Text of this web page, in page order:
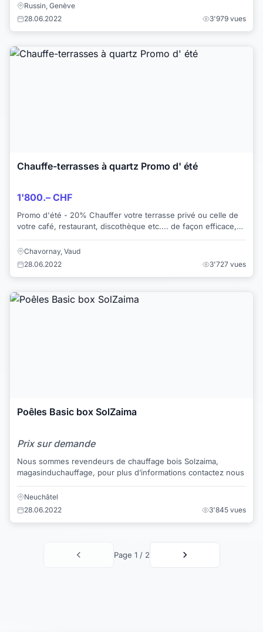
Russin, Genève
28.06.2022
3'979 vues
Chauffe-terrasses à quartz Promo d' été
1'800.– CHF
Promo d'été - 20% Chauffer votre terrasse privé ou celle de
votre café, restaurant, discothèque etc.... de façon efficace,
tout en restant dans la n...
Chavornay, Vaud
28.06.2022
3'727 vues
Poêles Basic box SolZaima
Prix sur demande
Nous sommes revendeurs de chauffage bois Solzaima,
magasinduchauffage, pour plus d’informations contactez nous
Neuchâtel
28.06.2022
3'845 vues
Page 1 / 2